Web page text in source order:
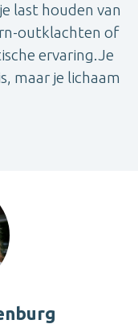
last houden van
outklachten of
ervaring.Je
maar je lichaam